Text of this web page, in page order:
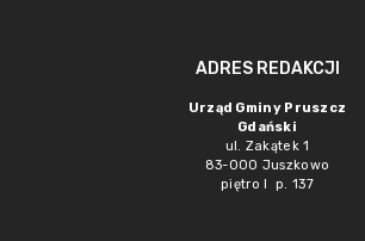
ADRES REDAKCJI
Urząd Gminy Pruszcz
Gdański
ul. Zakątek 1
83-000 Juszkowo
piętro I p. 137